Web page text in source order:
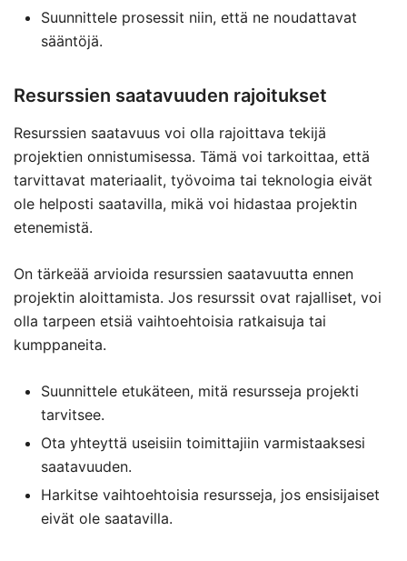
Suunnittele prosessit niin, että ne noudattavat
sääntöjä.
Resurssien saatavuuden rajoitukset
Resurssien saatavuus voi olla rajoittava tekijä
projektien onnistumisessa. Tämä voi tarkoittaa, että
tarvittavat materiaalit, työvoima tai teknologia eivät
ole helposti saatavilla, mikä voi hidastaa projektin
etenemistä.
On tärkeää arvioida resurssien saatavuutta ennen
projektin aloittamista. Jos resurssit ovat rajalliset, voi
olla tarpeen etsiä vaihtoehtoisia ratkaisuja tai
kumppaneita.
Suunnittele etukäteen, mitä resursseja projekti
tarvitsee.
Ota yhteyttä useisiin toimittajiin varmistaaksesi
saatavuuden.
Harkitse vaihtoehtoisia resursseja, jos ensisijaiset
eivät ole saatavilla.